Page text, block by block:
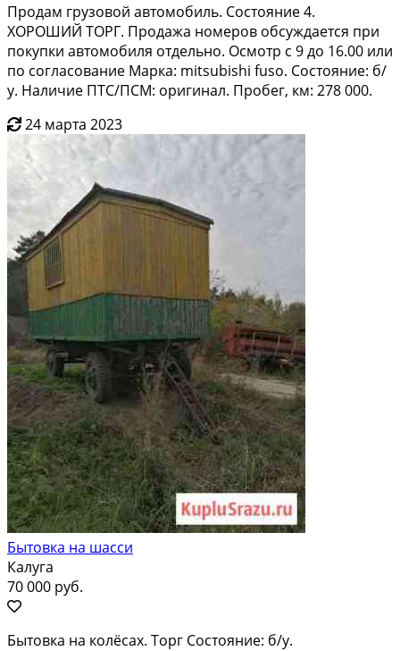
Продам грузовой автомобиль. Состояние 4.
ХОРОШИЙ ТОРГ. Продажа номеров обсуждается при
покупки автомобиля отдельно. Осмотр с 9 до 16.00 или
по согласование Марка: mitsubishi fuso. Состояние: б/
у. Наличие ПТС/ПСМ: оригинал. Пробег, км: 278 000.
24 марта 2023
Бытовка на шасси
Калуга
70 000 руб.
Бытовка на колёсах. Торг Состояние: б/у.